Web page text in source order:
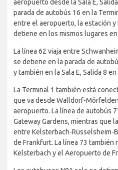
aeropuerto desde la Sala E,
parada de autobús 16 en la
entre el aeropuerto, la estación
detiene en los mismos lugares
La línea 62 viaja entre
se detiene en la parada de
y también en la Sala E, Salida 8
La Terminal 1 también está
que va desde Walldorf-
aeropuerto. La línea de autobús
Gateway Gardens, mientras que
entre Kelsterbach-Rüsselsheim-
de Frankfurt. La línea 73
Kelsterbach y el Aeropuerto de